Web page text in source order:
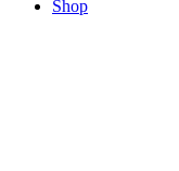
Shop